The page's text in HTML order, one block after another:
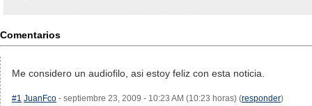
Comentarios
Me considero un audiofilo, asi estoy feliz con esta noticia.
#1 JuanFco - septiembre 23, 2009 - 10:23 AM (10:23 horas) (responder)